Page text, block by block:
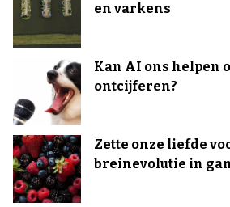
en varkens
Kan AI ons helpen
ontcijferen?
Zette onze liefde
breinevolutie in